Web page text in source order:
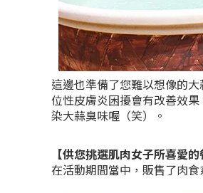
這邊也準備了您難以想像的
位性皮膚炎困擾會有改善效
染大蒜臭味喔（笑）。
【供您挑選肌肉女子所喜愛的
在活動期間當中，販售了肉